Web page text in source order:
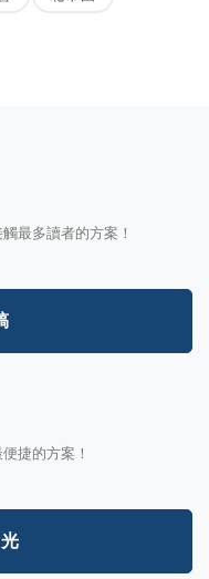
最多讀者的方案！
捷的方案！